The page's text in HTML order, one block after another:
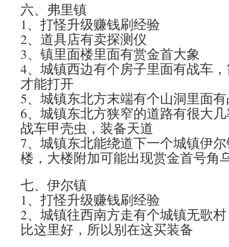
六、弗里镇
1、打怪升级赚钱刷经验
2、道具店有卖探测仪
3、镇里面楼里面有赏金首大象
4、城镇西边有个房子里面有战车
才能打开
5、城镇东北方末端有个山洞里面
6、城镇东北方狭窄的道路有很大
战车甲壳虫，装备天道
7、城镇东北能绕道下一个城镇伊
楼，大楼附加可能出现赏金首号角
七、伊尔镇
1、打怪升级赚钱刷经验
2、城镇往西南方走有个城镇无歌
比这里好，所以别在这买装备